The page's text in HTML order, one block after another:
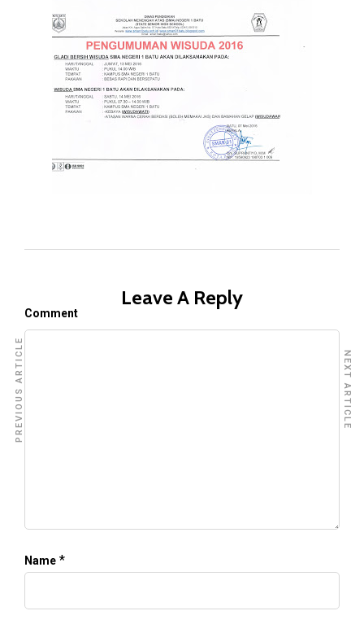
Leave A Reply
Comment
Name *
PREVIOUS ARTICLE NEXT ARTICLE